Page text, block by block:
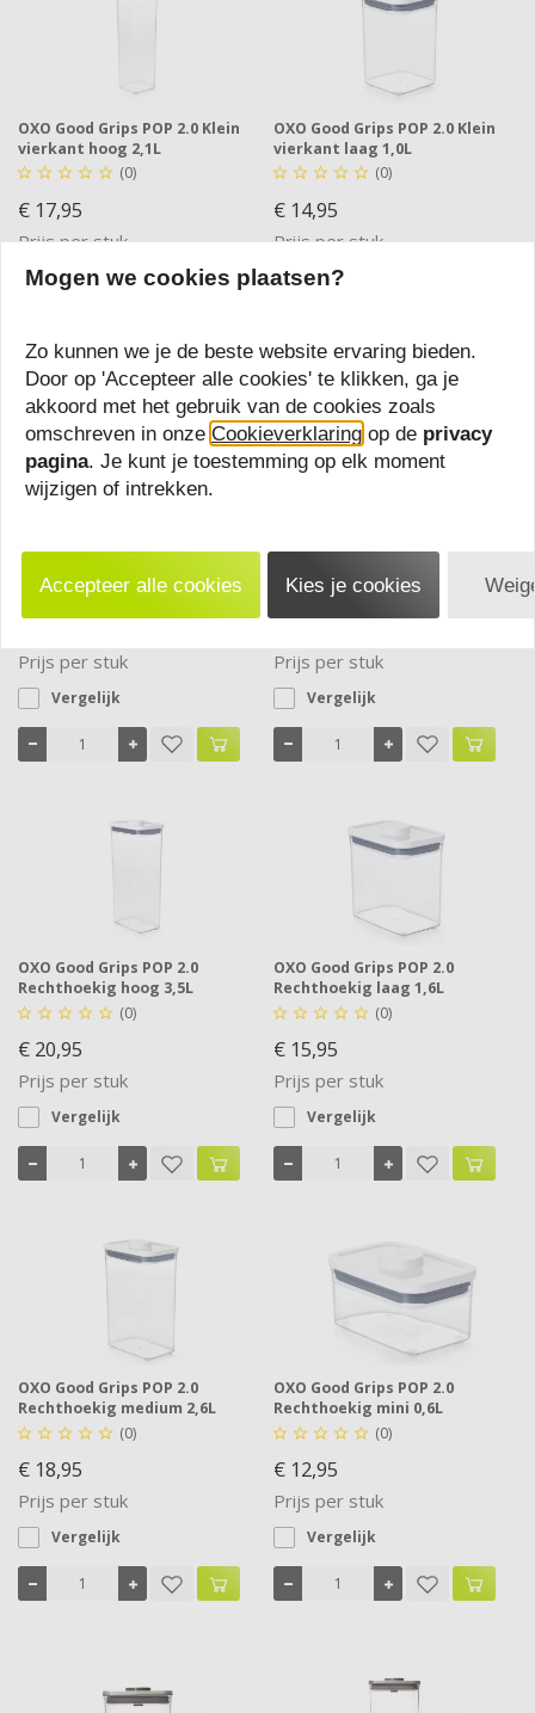
OXO Good Grips POP 2.0 Klein
vierkant hoog 2,1L
     (0)
€ 17,95
Prijs per stuk
Vergelijk
OXO Good Grips POP 2.0 Klein
vierkant laag 1,0L
     (0)
€ 14,95
Prijs per stuk
Vergelijk
OXO Good Grips POP 2.0 Klein
  (0)
Prijs per stuk
Vergelijk
OXO Good Grips POP 2.0 Klein
   (0)
Prijs per stuk
Vergelijk
OXO Good Grips POP 2.0
Rechthoekig hoog 3,5L
     (0)
€ 20,95
Prijs per stuk
Vergelijk
OXO Good Grips POP 2.0
Rechthoekig laag 1,6L
     (0)
€ 15,95
Prijs per stuk
Vergelijk
OXO Good Grips POP 2.0
Rechthoekig medium 2,6L
     (0)
€ 18,95
Prijs per stuk
Vergelijk
OXO Good Grips POP 2.0
Rechthoekig mini 0,6L
     (0)
€ 12,95
Prijs per stuk
Vergelijk
Mogen we cookies plaatsen?
Zo kunnen we je de beste website ervaring bieden.
Door op 'Accepteer alle cookies' te klikken, ga je
akkoord met het gebruik van de cookies zoals
omschreven in onze Cookieverklaring op de privacy
pagina. Je kunt je toestemming op elk moment
wijzigen of intrekken.
Accepteer alle cookies Kies je cookies